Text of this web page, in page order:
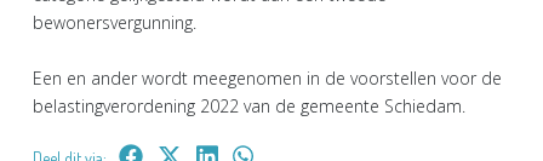
bewonersvergunning.
Een en ander wordt meegenomen in de voorstellen voor de
belastingverordening 2022 van de gemeente Schiedam.